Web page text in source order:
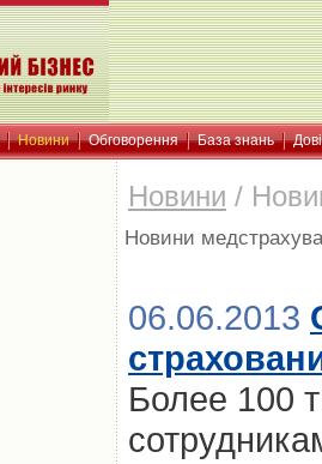
Новини Обговорення База знань
Новини /
Новини
06.06.2013
Более 100